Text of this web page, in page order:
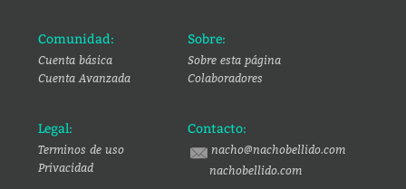
Comunidad:
Cuenta básica
Cuenta Avanzada
Sobre:
Sobre esta página
Colaboradores
Legal:
Terminos de uso
Privacidad
Contacto:
nacho@nachobellido.com
nachobellido.com